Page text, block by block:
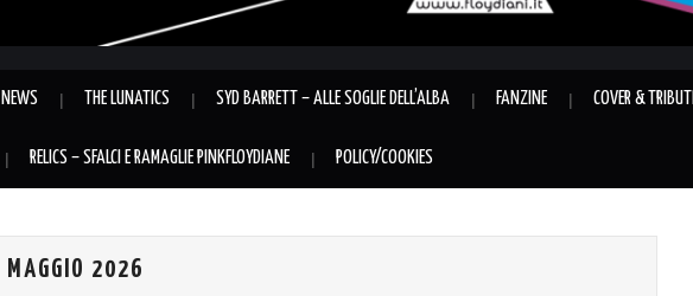
NEWS THE LUNATICS SYD BARRETT – ALLE SOGLIE DELL’ALBA FANZINE COVER & TRIBUTI
RELICS – SFALCI E RAMAGLIE PINKFLOYDIANE POLICY/COOKIES
MAGGIO 2026